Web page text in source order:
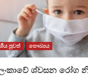
පුවත් සෞඛ්‍යය
ලංකාවේ ශ්වසන රෝග